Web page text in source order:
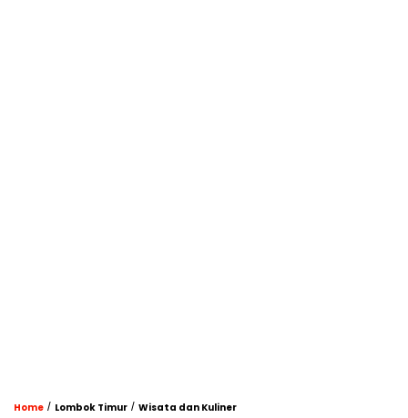
Home / Lombok Timur / Wisata dan Kuliner